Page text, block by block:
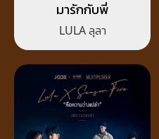
มารักกับพี่
LULA ลุลา